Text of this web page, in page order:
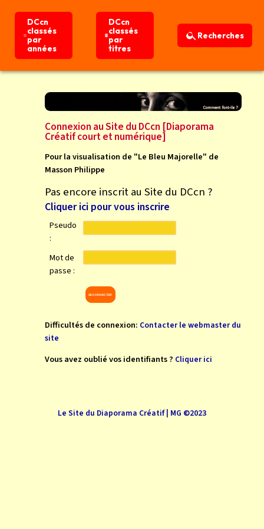
DCcn
classés
par
années
DCcn
classés
par
titres
Recherches
DCcn
classés
par
années
DCcn
classés
par
titres
Recherches
Connexion au Site du DCcn [Diaporama
Créatif court et numérique]
Pour la visualisation de "Le Bleu Majorelle" de
Masson Philippe
Pas encore inscrit au Site du DCcn ?
Cliquer ici pour vous inscrire
Pseudo
:
Mot de
passe :
Difficultés de connexion: Contacter le webmaster du
site
Vous avez oublié vos identifiants ? Cliquer ici
Le Site du Diaporama Créatif | MG ©2023